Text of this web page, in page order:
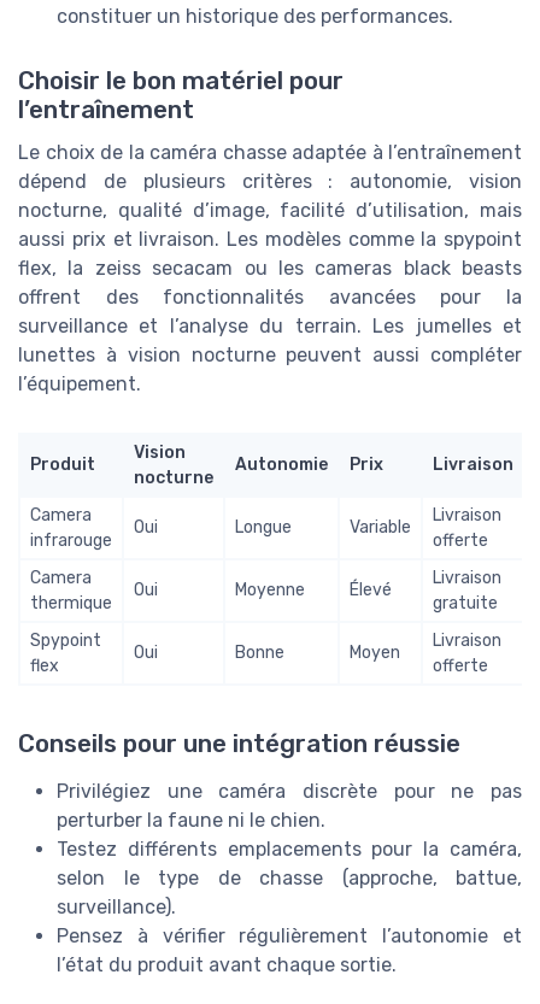
constituer un historique des performances.
Choisir le bon matériel pour
l’entraînement
Le choix de la caméra chasse adaptée à l’entraînement
dépend de plusieurs critères : autonomie, vision
nocturne, qualité d’image, facilité d’utilisation, mais
aussi prix et livraison. Les modèles comme la spypoint
flex, la zeiss secacam ou les cameras black beasts
offrent des fonctionnalités avancées pour la
surveillance et l’analyse du terrain. Les jumelles et
lunettes à vision nocturne peuvent aussi compléter
l’équipement.
Produit
Vision
nocturne
Autonomie Prix Livraison
Camera
infrarouge
Oui Longue Variable
Livraison
offerte
Camera
thermique
Oui Moyenne Élevé
Livraison
gratuite
Spypoint
flex
Oui Bonne Moyen
Livraison
offerte
Conseils pour une intégration réussie
Privilégiez une caméra discrète pour ne pas
perturber la faune ni le chien.
Testez différents emplacements pour la caméra,
selon le type de chasse (approche, battue,
surveillance).
Pensez à vérifier régulièrement l’autonomie et
l’état du produit avant chaque sortie.